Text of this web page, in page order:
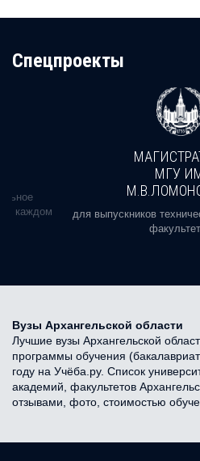
Cпецпроекты
в каждом
МГУ
для выпускников
Вузы Архангельской области
Лучшие вузы Архангельской
программы обучения
году на Учёба.ру. Список
академий, факультетов
отзывами, фото, стоимостью